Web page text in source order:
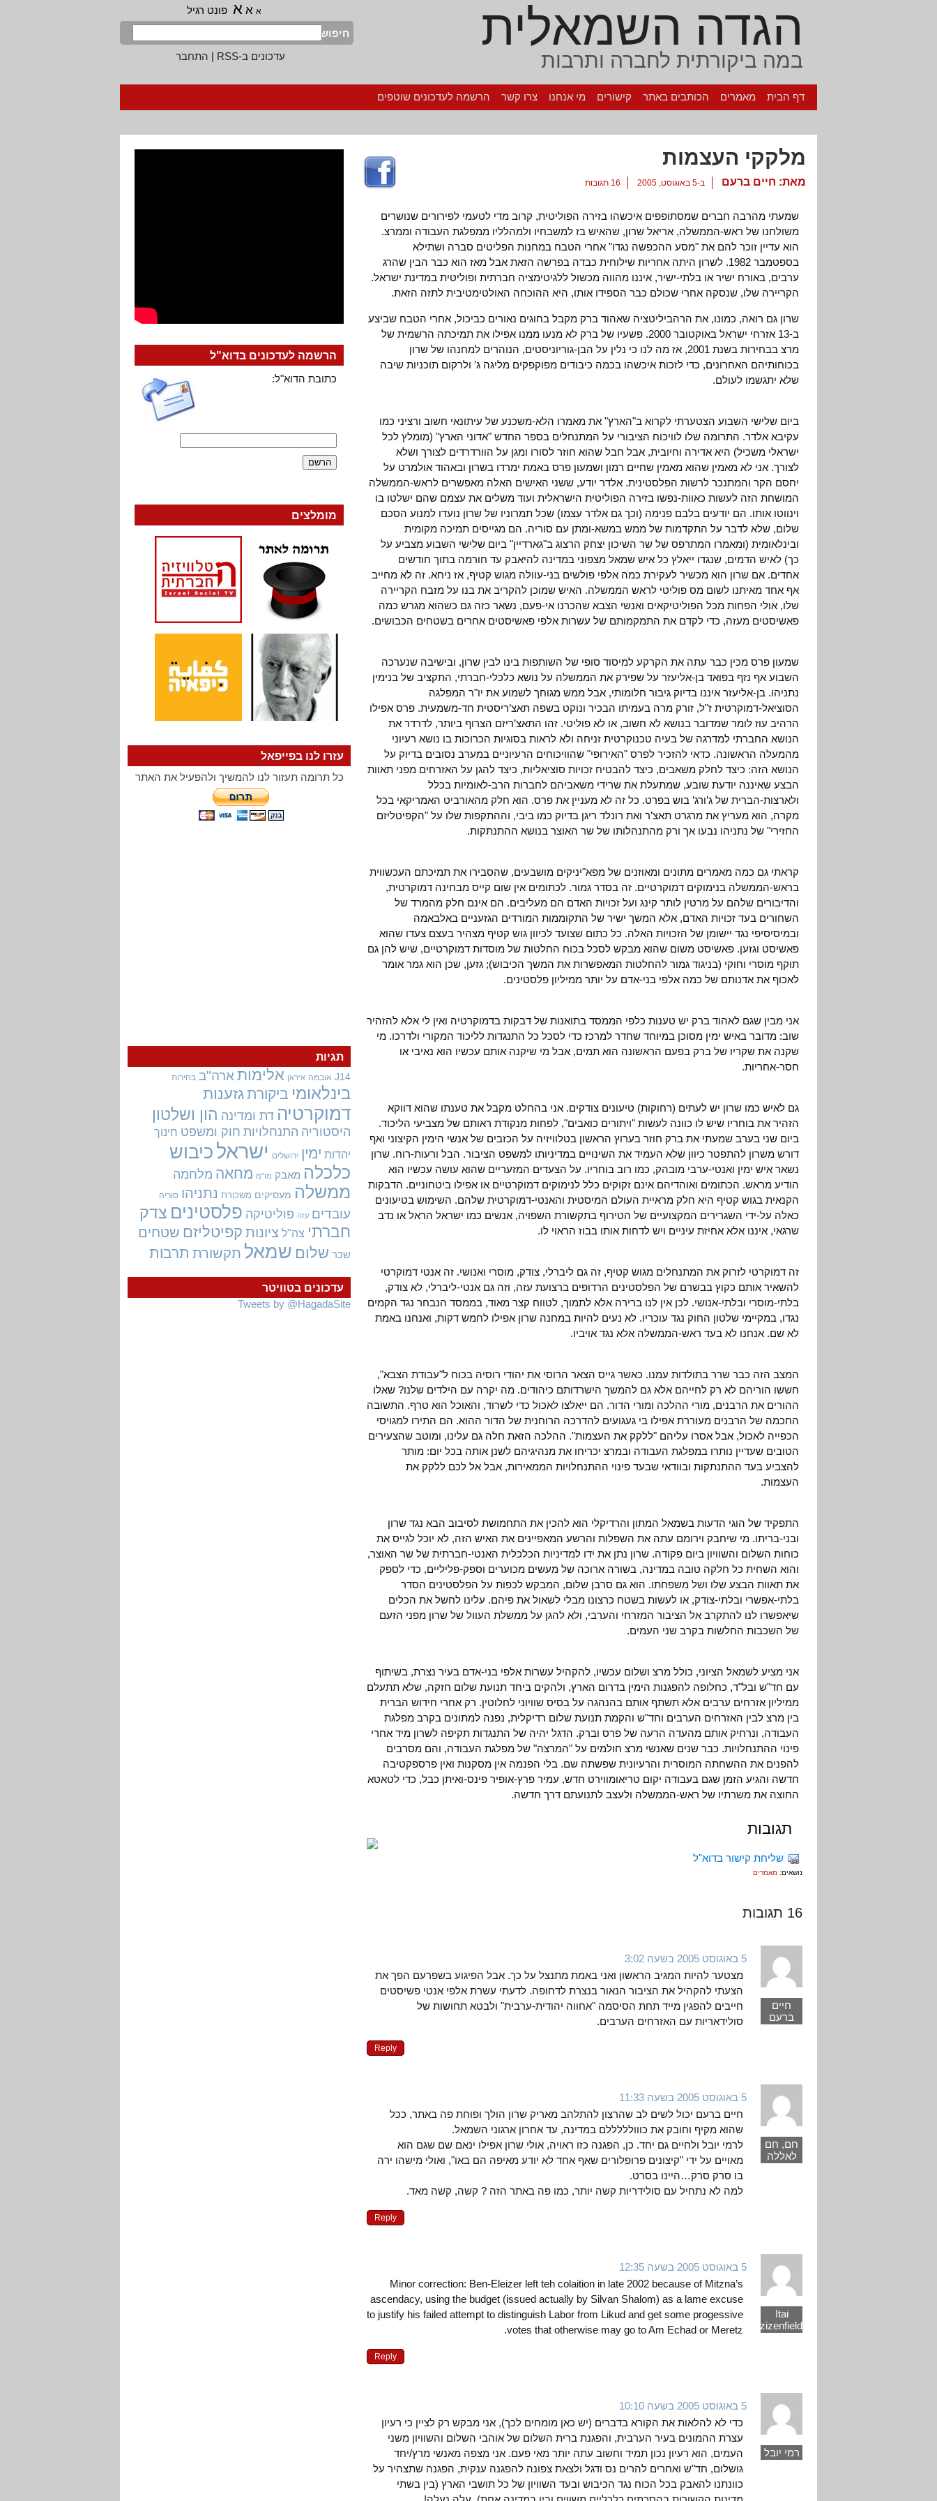
הגדה השמאלית
במה ביקורתית לחברה ותרבות
א א א פונט רגיל
חיפוש
עדכונים ב-RSS
| התחבר
דף הבית מאמרים הכותבים באתר קישורים מי אנחנו צרו קשר הרשמה לעדכונים שוטפים
מלקקי העצמות
מאת: חיים ברעם ב-5 באוגוסט, 2005 16 תגובות
שמעתי מהרבה חברים שמסתופפים איכשהו בזירה הפוליטית, קרוב מדי לטעמי לפירורים שנושרים
משולחנו של ראש-הממשלה, אריאל שרון, שהאיש בז למשבחיו ולמהלליו ממפלגת העבודה וממרצ.
הוא עדיין זוכר להם את "מסע ההכפשה נגדו" אחרי הטבח במחנות הפליטים סברה ושתילא
בספטמבר 1982. לשרון היתה אחריות שילוחית כבדה בפרשה הזאת אבל מאז הוא כבר הבין שהרג
ערבים, באורח ישיר או בלתי-ישיר, איננו מהווה מכשול ללגיטימציה חברתית ופוליטית במדינת ישראל.
הקריירה שלו, שנסקה אחרי שכולם כבר הספידו אותו, היא ההוכחה האולטימטיבית לתזה הזאת.
שרון גם רואה, כמונו, את הרהביליטציה שאהוד ברק מקבל בחוגים נאורים כביכול, אחרי הטבח שביצע
ב-13 אזרחי ישראל באוקטובר 2000. פשעיו של ברק לא מנעו ממנו אפילו את תמיכתה הרשמית של
מרצ בבחירות בשנת 2001, אז מה לנו כי נלין על הבן-גוריוניסטים, הנוהרים למחנהו של שרון
בכוחותיהם האחרונים, כדי לזכות איכשהו בכמה כיבודים מפוקפקים מליגה ג’ ולרקום תוכניות שיבה
שלא יתגשמו לעולם.
ביום שלישי השבוע הצטערתי לקרוא ב"הארץ" את מאמרו הלא-משכנע של עיתונאי חשוב ורציני כמו
עקיבא אלדר. התרומה שלו לוויכוח הציבורי על המתנחלים בספר החדש "אדוני הארץ" (מומלץ לכל
ישראלי משכיל) היא אדירה וחיובית, אבל חבל שהוא חוזר לסורו ומגן על הוורדרדים לצורך ושלא
לצורך. אני לא מאמין שהוא מאמין שחיים רמון ושמעון פרס באמת ימרדו בשרון ובאהוד אולמרט על
יחסם הקר והמתנכר לרשות הפלסטינית. אלדר יודע, ששני האישים האלה מאפשרים לראש-הממשלה
המושחת הזה לעשות כאוות-נפשו בזירה הפוליטית הישראלית ועוד משלים את עצמם שהם ישלטו בו
וינווטו אותו. הם יודעים בלבם פנימה (וכך גם אלדר עצמו) שכל תמרוניו של שרון נועדו למנוע הסכם
שלום, שלא לדבר על התקדמות של ממש במשא-ומתן עם סוריה. הם מגייסים תמיכה מקומית
ובינלאומית (ומאמרו המתרפס של שר השיכון יצחק הרצוג ב"גארדיין" ביום שלישי השבוע מצביע על
כך) לאיש הדמים, שנגדו ייאלץ כל איש שמאל מצפוני במדינה להיאבק עד חורמה בתוך חודשים
אחדים. אם שרון הוא מכשיר לעקירת כמה אלפי פולשים בני-עוולה מגוש קטיף, אז ניחא. זה לא מחייב
אף אחד מאיתנו לשום מס פוליטי לראש הממשלה. האיש שמוכן להקריב את בנו על מזבח הקריירה
שלו, אולי הפחות מכל הפוליטיקאים ואנשי הצבא שהכרנו אי-פעם, נשאר כזה גם כשהוא מגרש כמה
פאשיסטים מעזה, כדי לקדם את התמקמותם של עשרות אלפי פאשיסטים אחרים בשטחים הכבושים.
שמעון פרס מכין כבר עתה את הקרקע למיסוד סופי של השותפות בינו לבין שרון, ובישיבה שנערכה
השבוע אף נזף בפואד בן-אליעזר על שפירק את הממשלה על נושא כלכלי-חברתי, התקציב של בנימין
נתניהו. בן-אליעזר איננו בדיוק גיבור חלומותי, אבל ממש מגוחך לשמוע את יו"ר המפלגה
הסוציאל-דמוקרטית ז"ל, זורק מרה בעמיתו הבכיר ונוקט בשפה תאצ’ריסטית חד-משמעית. פרס אפילו
הרהיב עוז לומר שמדובר בנושא לא חשוב, או לא פוליטי. זהו התאצ’ריזם הצרוף ביותר, לדרדר את
הנושא החברתי למדרגה של בעיה טכנוקרטית זניחה ולא לראות בסוגיות הכרוכות בו נושא רעיוני
מהמעלה הראשונה. כדאי להזכיר לפרס "האירופי" שהוויכוחים הרעיוניים במערב נסובים בדיוק על
הנושא הזה: כיצד לחלק משאבים, כיצד להבטיח זכויות סוציאליות, כיצד להגן על האזרחים מפני תאוות
הבצע שאיננה יודעת שובע, שמתעלת את שרידי משאביהם לחברות הרב-לאומיות בכלל
ולארצות-הברית של ג’ורג’ בוש בפרט. כל זה לא מעניין את פרס. הוא חלק מהאורביט האמריקאי בכל
מקרה, הוא מעריץ את מרגרט תאצ’ר ואת רונלד ריגן בדיוק כמו ביבי, וההתקפות שלו על "הקפיטליזם
החזירי" של נתניהו נבעו אך ורק מהתנהלותו של שר האוצר בנושא ההתנתקות.
קראתי גם כמה מאמרים מתונים ומאוזנים של מפא"יניקים מושבעים, שהסבירו את תמיכתם העכשווית
בראש-הממשלה בנימוקים דמוקרטיים. זה בסדר גמור. לכתומים אין שום קייס מבחינה דמוקרטית,
והדיבורים שלהם על מרטין לותר קינג ועל זכויות האדם הם מעליבים. הם אינם חלק מהמרד של
השחורים בעד זכויות האדם, אלא המשך ישיר של התקוממות המורדים הגזעניים באלבאמה
ובמיסיסיפי נגד יישומן של הזכויות האלה. כל כתום שצועד לכיוון גוש קטיף מצהיר בעצם צעדו שהוא
פאשיסט וגזען. פאשיסט משום שהוא מבקש לסכל בכוח החלטות של מוסדות דמוקרטיים, שיש להן גם
תוקף מוסרי וחוקי (בניגוד גמור להחלטות המאפשרות את המשך הכיבוש); גזען, שכן הוא גמר אומר
לאכוף את אדנותם של כמה אלפי בני-אדם על יותר ממיליון פלסטינים.
אני מבין שגם לאהוד ברק יש טענות כלפי הממסד בתואנות של דבקות בדמוקרטיה ואין לי אלא להזהיר
שוב: מדובר באיש ימין מסוכן במיוחד שחדר למרכז כדי לסכל כל התנגדות לליכוד המקורי ולדרכו. מי
שקנה את שקריו של ברק בפעם הראשונה הוא תמים, אבל מי שיקנה אותם עכשיו הוא נאיבי או
חסר-אחריות.
גם לאיש כמו שרון יש לעתים (רחוקות) טיעונים צודקים. אני בהחלט מקבל את טענתו שהוא דווקא
הזהיר את בוחריו שיש לו כוונה לעשות "ויתורים כואבים", לפחות מנקודת ראותם של מצביעי הליכוד.
ביום שני בערב שמעתי את ברק חוזר בערוץ הראשון בטלוויזיה על הכזבים של אנשי הימין הקיצוני ואף
דורש משרון להתפטר כיוון שלא העמיד את השינויים במדיניותו למשפט הציבור. הבל ורעות-רוח. שרון
נשאר איש ימין ואנטי-ערבי מובהק, כמו רוב בוחריו. על הצעדים המזעריים שהוא עושה עכשיו הוא
הודיע מראש. הכתומים ואוהדיהם אינם זקוקים כלל לנימוקים דמוקרטיים או אפילו ביטחוניים. הדבקות
הקנאית בגוש קטיף היא חלק מראיית העולם המיסטית והאנטי-דמוקרטית שלהם. השימוש בטיעונים
כאלה על-ידי השגרירים המקצועיים של הטירוף בתקשורת השפויה, אנשים כמו ישראל הראל או נדב
שרגאי, איננו אלא אחיזת עיניים ויש לדחות אותו בבוז הראוי לו.
זה דמוקרטי לזרוק את המתנחלים מגוש קטיף, זה גם ליברלי, צודק, מוסרי ואנושי. זה אנטי דמוקרטי
להשאיר אותם כקוץ בבשרם של הפלסטינים הרדופים ברצועת עזה, וזה גם אנטי-ליברלי, לא צודק,
בלתי-מוסרי ובלתי-אנושי. לכן אין לנו ברירה אלא לתמוך, לטווח קצר מאוד, בממסד הנבחר נגד הקמים
נגדו, במקיימי שלטון החוק נגד עוכריו. לא נעים להיות במחנה שרון אפילו לחמש דקות, ואנחנו באמת
לא שם. אנחנו לא בעד ראש-הממשלה אלא נגד אויביו.
המצב הזה כבר שרר בתולדות עמנו. כאשר גייס הצאר הרוסי את יהודי רוסיה בכוח ל"עבודת הצבא",
חששו הוריהם לא רק לחייהם אלא גם להמשך הישרדותם כיהודים. מה יקרה עם הילדים שלנו? שאלו
ההורים את הרבנים, מורי ההלכה ומורי הדור. הם ייאלצו לאכול כדי לשרוד, והאוכל הוא טרף. התשובה
החכמה של הרבנים מעוררת אפילו בי געגועים להדרכה הרוחנית של הדור ההוא. הם התירו למגויסי
הכפייה לאכול, אבל אסרו עליהם "ללקק את העצמות". ההלכה הזאת חלה גם עלינו, ומוטב שהצעירים
הטובים שעדיין נותרו במפלגת העבודה ובמרצ יכריחו את מנהיגיהם לשנן אותה בכל יום: מותר
להצביע בעד ההתנתקות ובוודאי שבעד פינוי ההתנחלויות הממאירות, אבל אל לכם ללקק את
העצמות.
התפקיד של הוגי הדעות בשמאל המתון והרדיקלי הוא להכין את התחמושת לסיבוב הבא נגד שרון
ובני-בריתו. מי שיחבק וירומם עתה את השפלות והרשע המאפיינים את האיש הזה, לא יוכל לגייס את
כוחות השלום והשוויון ביום פקודה. שרון נתן את ידו למדיניות הכלכלית האנטי-חברתית של שר האוצר,
והוא השחית כל חלקה טובה במדינה, בשורה ארוכה של מעשים מכוערים וספק-פליליים, כדי לספק
את תאוות הבצע שלו ושל משפחתו. הוא גם סרבן שלום, המבקש לכפות על הפלסטינים הסדר
בלתי-אפשרי ובלתי-צודק, או לעשות בשטח כרצונו מבלי לשאול את פיהם. עלינו לחשל את הכלים
שיאפשרו לנו להתקרב אל הציבור המזרחי והערבי, ולא להגן על ממשלת העוול של שרון מפני הזעם
של השכבות החלשות בקרב שני העמים.
אני מציע לשמאל הציוני, כולל מרצ ושלום עכשיו, להקהיל עשרות אלפי בני-אדם בעיר נצרת, בשיתוף
עם חד"ש ובל"ד, כחלופה להפגנות הימין בדרום הארץ, ולהקים ביחד תנועת שלום חזקה, שלא תתעלם
ממיליון אזרחים ערבים אלא תשתף אותם בהנהגה על בסיס שוויוני לחלוטין. רק אחרי חידוש הברית
בין מרצ לבין האזרחים הערבים וחד"ש והקמת תנועת שלום רדיקלית, נפנה למתונים בקרב מפלגת
העבודה, ונרחיק אותם מהעדה הרעה של פרס וברק. הדגל יהיה של התנגדות תקיפה לשרון מיד אחרי
פינוי ההתנחלויות. כבר שנים שאנשי מרצ חולמים על "המרצה" של מפלגת העבודה, והם מסרבים
להפנים את ההשחתה המוסרית והרעיונית שפשתה שם. בלי הפנמה אין מסקנות ואין פרספקטיבה
חדשה והגיע הזמן שגם בעבודה יקום טריאומווירט חדש, עמיר פרץ-אופיר פינס-ואיתן כבל, כדי לטאטא
החוצה את משרתיו של ראש-הממשלה ולעצב לתנועתם דרך חדשה.
תגובות
שליחת קישור בדוא"ל
נושאים: מאמרים
16 תגובות
חיים
ברעם
5 באוגוסט 2005 בשעה 3:02
מצטער להיות המגיב הראשון ואני באמת מתנצל על כך. אבל הפיגוע בשפרעם הפך את
הצעתי להקהיל את הציבור הנאור בנצרת לדחופה. לדעתי עשרת אלפי אנטי פשיסטים
חייבים להפגין מייד תחת הסיסמה "אחווה יהודית-ערבית" ולבטא תחושות של
סולידאריות עם האזרחים הערבים.
Reply
חם, חם
לאללה
5 באוגוסט 2005 בשעה 11:33
חיים ברעם יכול לשים לב שהרצון להתלהב מאריק שרון הולך ופוחת פה באתר, ככל
שהוא מקיף וחובק את כווולללללם במדינה, עד אחרון ארגוני השמאל.
לרמי יובל ולחיים גם יחד. כן, הפגנה כזו ראויה, אולי שרון אפילו ינאם שם שגם הוא
מאויים על ידי "קיצונים פרופלורים שאף אחד לא יודע מאיפה הם באו", ואולי מישהו ירה
בו סרק סרק…היינו בסרט.
למה לא נתחיל עם סולידריות קשה יותר, כמו פה באתר הזה ? קשה, קשה מאד.
Reply
Itai
Nartzizenfield
5 באוגוסט 2005 בשעה 12:35
Minor correction: Ben-Eleizer left teh colaition in late 2002 because of Mitzna’s
ascendacy, using the budget (issued actually by Silvan Shalom) as a lame excuse
to justify his failed attempt to distinguish Labor from Likud and get some progessive
votes that otherwise may go to Am Echad or Meretz.
Reply
רמי יובל
5 באוגוסט 2005 בשעה 10:10
כדי לא להלאות את הקורא בדברים (יש כאן מומחים לכך), אני מבקש רק לציין כי רעיון
עצרת ההמונים בעיר הערבית, והפגנת ברית השלום של אוהבי השלום והשוויון משני
העמים, הוא רעיון נכון תמיד וחשוב עתה יותר מאי פעם. אני מצפה מאנשי מרץ/יחד
גושלום, חד"ש ואחרים להרים נס ודגל ולצאת צפונה להפגנה ענקית, הפגנה שתצהיר על
כוונתנו להאבק בכל הכוח נגד הכיבוש ובעד השוויון של כל תושבי הארץ (בין בשתי
הרשמה לעדכונים בדוא"ל
כתובת הדוא"ל:
מומלצים
עזרו לנו בפייפאל
כל תרומה תעזור לנו להמשיך ולהפעיל את האתר
עדכונים בטוויטר
Tweets by @HagadaSite
תגיות
J14 אובמה איראן אלימות ארה"ב בחירות
בינלאומי ביקורתגזענות
דמוקרטיה דת ומדינה הון ושלטון
היסטוריה התנחלויות חוק ומשפט חינוך
יהדות ימין ירושלים ישראל כיבוש
כלכלה מאבק מו"מ מחאה מלחמה
ממשלה מעסיקים משכורת נתניהו סוריה
עובדים עזה פוליטיקה פלסטינים צדק
חברתי צה"ל ציונות קפיטליזם שטחים
שכר שלום שמאל תקשורת תרבות